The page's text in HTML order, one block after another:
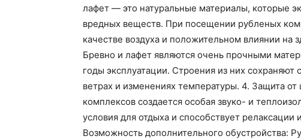
лафет — это натуральные материалы, которые
вредных веществ. При посещении рубленых
качестве воздуха и положительном влиянии на
Бревно и лафет являются очень прочными
годы эксплуатации. Строения из них
ветрах и изменениях температуры. 4. Защита
комплексов создается особая звуко- и
условия для отдыха и способствует релаксации
Возможность дополнительного обустройства: